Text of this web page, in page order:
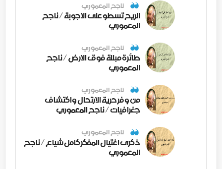
ناجح المعموري
الريح تسطو على الاجوبة / ناجح
المعموري
ناجح المعموري
طائرة مبللة فوق الارض / ناجح
المعموري
ناجح المعموري
من وفر حرية الارتحال واكتشاف
جغرافيات / ناجح المعموري
ناجح المعموري
ذكرى اغتيال المفكر كامل شياع / ناجح
المعموري